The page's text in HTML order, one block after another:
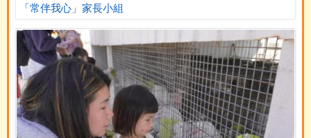
「常伴我心」家長小組